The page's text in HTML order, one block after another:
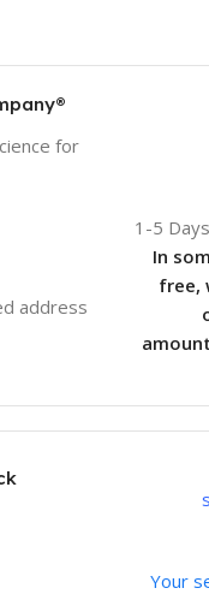
for
address
1-5 Days
In
free,
Your